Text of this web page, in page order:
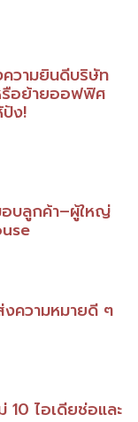
วามยินดีบริษัท
รือย้ายออฟฟิศ
ง!
อบลูกค้า–ผู้ใหญ่
ความหมายดี ๆ
10 ไอเดียช่อและ